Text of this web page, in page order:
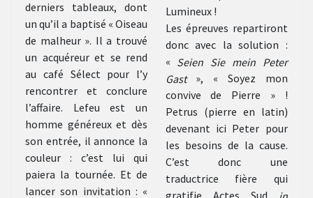
derniers tableaux, dont
un qu’il a baptisé « Oiseau
de malheur ». Il a trouvé
un acquéreur et se rend
au café Sélect pour l’y
rencontrer et conclure
l’affaire. Lefeu est un
homme généreux et dès
son entrée, il annonce la
couleur : c’est lui qui
paiera la tournée. Et de
lancer son invitation : «
Lumineux !
Les épreuves repartiront
donc avec la solution :
« Seien Sie mein Peter
Gast», « Soyez mon
convive de Pierre » !
Petrus (pierre en latin)
devenant ici Peter pour
les besoins de la cause.
C’est donc une
traductrice fière qui